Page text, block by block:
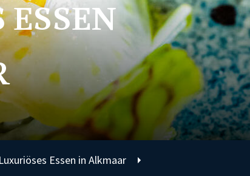
Luxuriöses Essen in Alkmaar